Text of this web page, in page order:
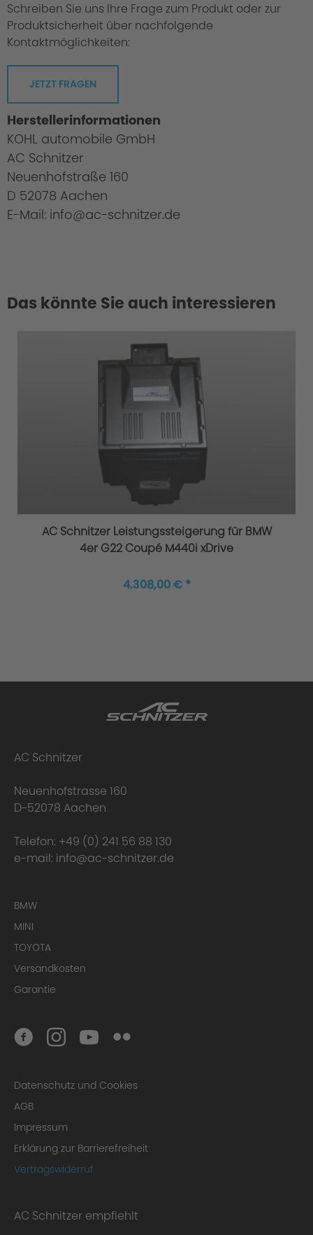
Schreiben Sie uns Ihre Frage zum Produkt oder zur
Produktsicherheit über nachfolgende
Kontaktmöglichkeiten:
JETZT FRAGEN
Herstellerinformationen
KOHL automobile GmbH
AC Schnitzer
Neuenhofstraße 160
D 52078 Aachen
E-Mail: info@ac-schnitzer.de
Das könnte Sie auch interessieren
AC Schnitzer Leistungssteigerung für BMW
4er G22 Coupé M440i xDrive
4.308,00 € *
AC Schnitzer
Neuenhofstrasse 160
D-52078 Aachen
Telefon: +49 (0) 241 56 88 130
e-mail: info@ac-schnitzer.de
BMW
MINI
TOYOTA
Versandkosten
Garantie
Datenschutz und Cookies
AGB
Impressum
Erklärung zur Barrierefreiheit
Vertragswiderruf
AC Schnitzer empfiehlt